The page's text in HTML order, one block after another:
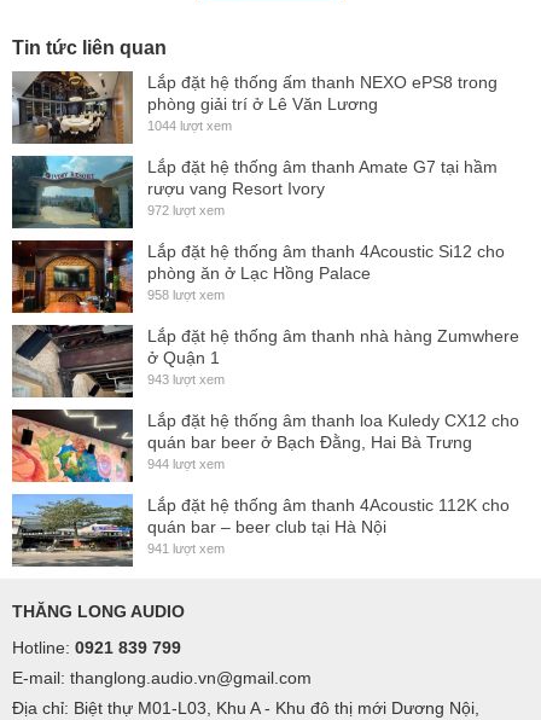
Tin tức liên quan
Lắp đặt hệ thống ấm thanh NEXO ePS8 trong
phòng giải trí ở Lê Văn Lương
1044 lượt xem
Lắp đặt hệ thống âm thanh Amate G7 tại hầm
rượu vang Resort Ivory
972 lượt xem
Lắp đặt hệ thống âm thanh 4Acoustic Si12 cho
phòng ăn ở Lạc Hồng Palace
958 lượt xem
Lắp đặt hệ thống âm thanh nhà hàng Zumwhere
ở Quận 1
943 lượt xem
Lắp đặt hệ thống âm thanh loa Kuledy CX12 cho
quán bar beer ở Bạch Đằng, Hai Bà Trưng
944 lượt xem
Lắp đặt hệ thống âm thanh 4Acoustic 112K cho
quán bar – beer club tại Hà Nội
941 lượt xem
THĂNG LONG AUDIO
Hotline: 0921 839 799
E-mail: thanglong.audio.vn@gmail.com
Địa chỉ: Biệt thự M01-L03, Khu A - Khu đô thị mới Dương Nội,